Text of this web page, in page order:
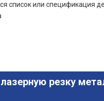
список или спецификация
резку